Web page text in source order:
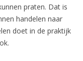
praten. Dat is
handelen naar
doet in de praktijk